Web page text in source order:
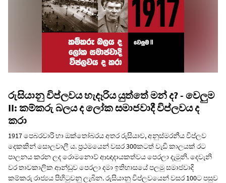
රුසියානු විප්ලවය හැදෑරිය යුත්තේ මන් ද? - වෙලුම
II: කම්කරු බලය ද ලෝක සමාජවාදී විප්ලවය ද
කරා
1917 පෙබරවාරි හා ඔක්තෝබරය අතර රුසියාව, අනුස්මරනීය විප්ලව
දෙකකින් සොලවාලී ය. ප්‍රථමයෙන් වසර 300කටත් වැඩි කාලයක් රට
පාලනය කරන ලද රොමනොව් ආඥාදායකත්වය පෙරලා දැමුනි. දෙවැනි
වර තාවකාලික ආන්ඩුව පෙරලා දමා ඉතිහාසයේ පලමු සමාජවාදි
කම්කරු රාජ්‍යය පිහිටුවනු ලැබින. රුසියානු විප්ලවයෙන් වසර 100ට පසුව